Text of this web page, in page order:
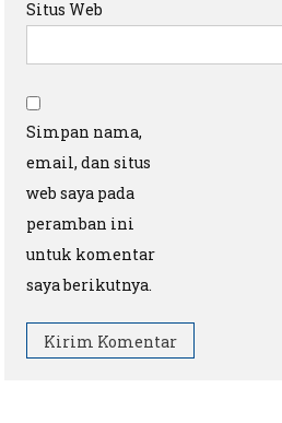
Situs Web
Simpan nama,
email, dan situs
web saya pada
peramban ini
untuk komentar
saya berikutnya.